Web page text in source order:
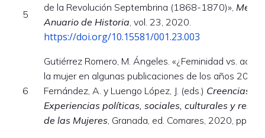
5
de la Revolución Septembrina (1868-1870)»,
Anuario de Historia, vol. 23, 2020.
https://doi.org/10.15581/001.23.003
6
Gutiérrez Romero, M. Ángeles. «¿Feminidad vs.
la mujer en algunas publicaciones de los años 20 y
Fernández, A. y Luengo López, J. (eds.) Creencias y
Experiencias políticas, sociales, culturales y
de las Mujeres, Granada, ed. Comares, 2020, pp.